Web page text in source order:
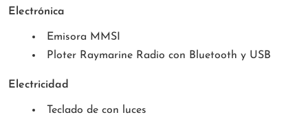
Electrónica
Emisora MMSI
Ploter Raymarine Radio con Bluetooth y USB
Electricidad
Teclado de con luces